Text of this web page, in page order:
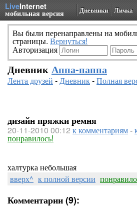
LiveInternet
мобильная версия Дневники Личка
Вы были перенаправлены на
страницы. Вернуться!
Авторизация
Дневник Аппа-паппа
Лента друзей -Дневник-Полная
дизайн пряжки ремня
20-11-2010 00:12 к комментариям-
понравилось!
халтурка небольшая
вверх^ к полной версии
Комментарии (9):